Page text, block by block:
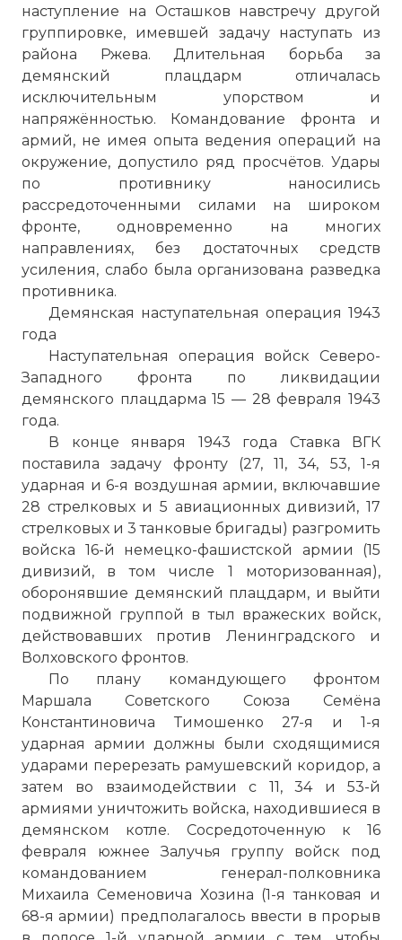
наступление на Осташков навстречу другой
группировке, имевшей задачу наступать из
района Ржева. Длительная борьба за
демянский плацдарм отличалась
исключительным упорством и
напряжённостью. Командование фронта и
армий, не имея опыта ведения операций на
окружение, допустило ряд просчётов. Удары
по противнику наносились
рассредоточенными силами на широком
фронте, одновременно на многих
направлениях, без достаточных средств
усиления, слабо была организована разведка
противника.
Демянская наступательная операция 1943
года
Наступательная операция войск Северо-
Западного фронта по ликвидации
демянского плацдарма 15 — 28 февраля 1943
года.
В конце января 1943 года Ставка ВГК
поставила задачу фронту (27, 11, 34, 53, 1-я
ударная и 6-я воздушная армии, включавшие
28 стрелковых и 5 авиационных дивизий, 17
стрелковых и 3 танковые бригады) разгромить
войска 16-й немецко-фашистской армии (15
дивизий, в том числе 1 моторизованная),
оборонявшие демянский плацдарм, и выйти
подвижной группой в тыл вражеских войск,
действовавших против Ленинградского и
Волховского фронтов.
По плану командующего фронтом
Маршала Советского Союза Семёна
Константиновича Тимошенко 27-я и 1-я
ударная армии должны были сходящимися
ударами перерезать рамушевский коридор, а
затем во взаимодействии с 11, 34 и 53-й
армиями уничтожить войска, находившиеся в
демянском котле. Сосредоточенную к 16
февраля южнее Залучья группу войск под
командованием генерал-полковника
Михаила Семеновича Хозина (1-я танковая и
68-я армии) предполагалось ввести в прорыв